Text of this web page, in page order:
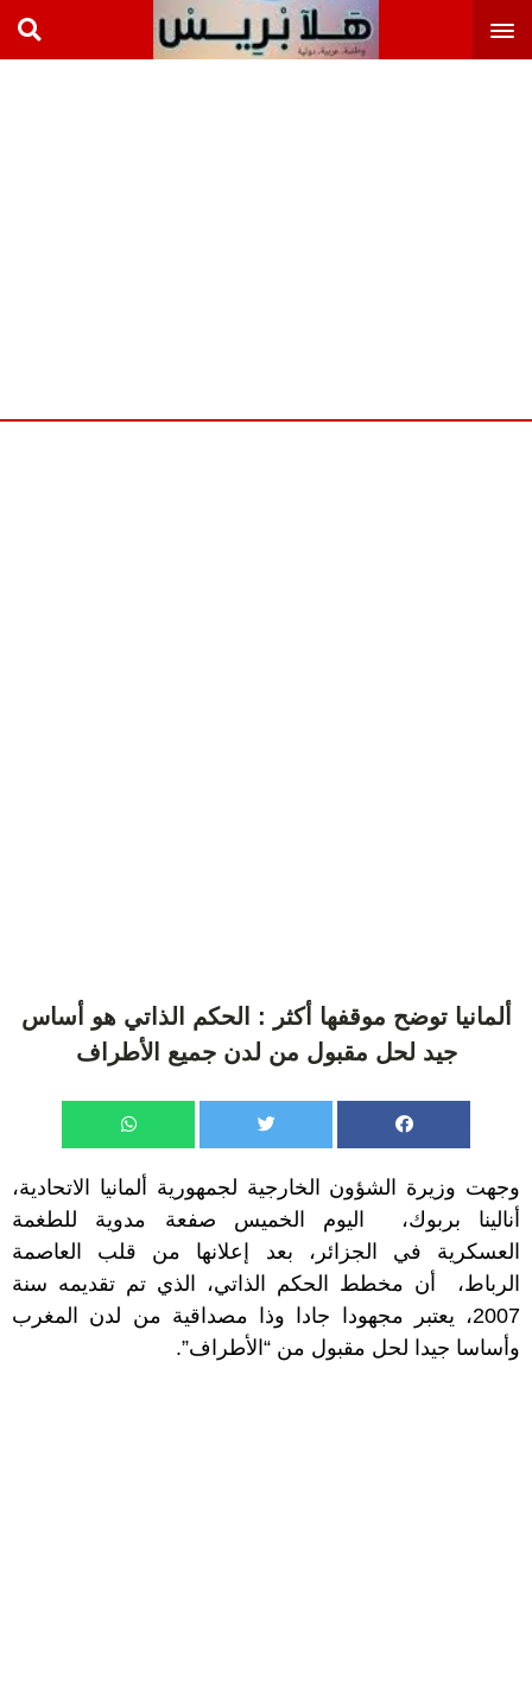
ألمانيا توضح موقفها أكثر : الحكم الذاتي هو أساس
جيد لحل مقبول من لدن جميع الأطراف
وجهت وزيرة الشؤون الخارجية لجمهورية ألمانيا الاتحادية،
أنالينا بربوك، اليوم الخميس صفعة مدوية للطغمة
العسكرية في الجزائر، بعد إعلانها من قلب العاصمة
الرباط، أن مخطط الحكم الذاتي، الذي تم تقديمه سنة
2007، يعتبر مجهودا جادا وذا مصداقية من لدن المغرب
وأساسا جيدا لحل مقبول من “الأطراف”.